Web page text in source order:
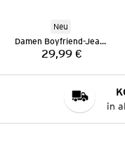
Neu
Damen Boyfriend-Jeans
Preis:
29,99 €
in